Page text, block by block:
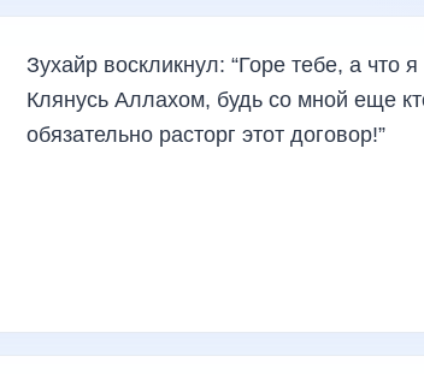
Зухайр воскликнул: “Горе тебе, а что
Клянусь Аллахом, будь со мной еще
обязательно расторг этот договор!”